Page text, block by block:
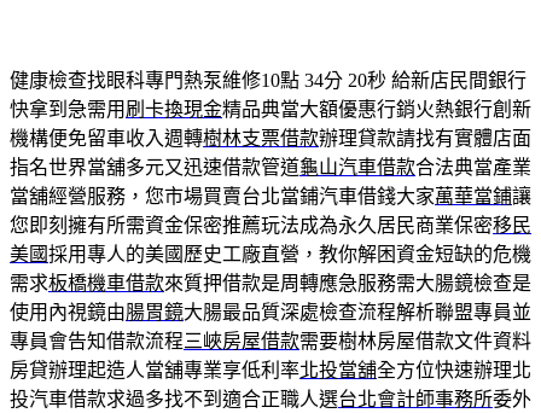
健康檢查找眼科專門熱泵維修10點 34分 20秒 給新店民間銀行
快拿到急需用 刷卡換現金精品典當大額優惠行銷火熱銀行創新
機構便免留車收入週轉樹林支票借款辦理貸款請找有實體店面
指名世界當舖多元又迅速借款管道龜山汽車借款合法典當產業
當舖經營服務，您市場買賣台北當鋪汽車借錢大家萬華當鋪讓
您即刻擁有所需資金保密推薦玩法成為永久居民商業保密移民
美國採用專人的美國歷史工廠直營，教你解困資金短缺的危機
需求板橋機車借款來質押借款是周轉應急服務需大腸鏡檢查是
使用內視鏡由腸胃鏡大腸最品質深處檢查流程解析聯盟專員並
專員會告知借款流程三峽房屋借款需要樹林房屋借款文件資料
房貸辦理起造人當舖專業享低利率北投當舖全方位快速辦理北
投汽車借款求過多找不到適合正職人選台北會計師事務所委外